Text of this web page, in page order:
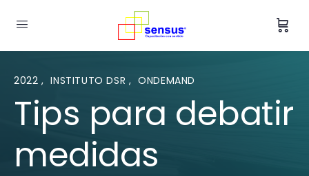
2022, INSTITUTO DSR , ONDEMAND
Tips para debatir
medidas